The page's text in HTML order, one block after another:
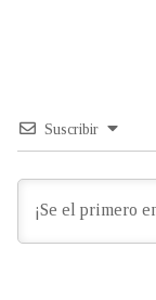
Suscribir